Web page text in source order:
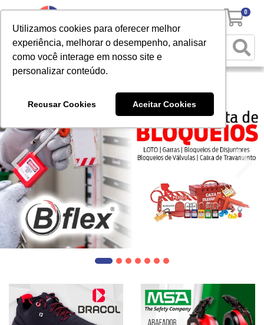
Utilizamos cookies para oferecer melhor
experiência, melhorar o desempenho, analisar
como você interage em nosso site e
personalizar conteúdo.
Recusar Cookies Aceitar Cookies
0